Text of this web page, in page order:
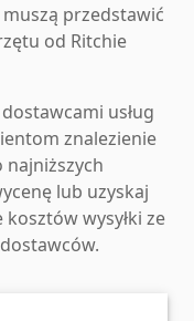
przedstawić
od Ritchie
usług
znalezienie
lub uzyskaj
wysyłki ze